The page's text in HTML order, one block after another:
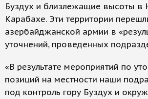
Буздух и близлежащие высоты в
Карабахе. Эти территории
азербайджанской армии в
уточнений, проведенных
«В результате мероприятий по
позиций на местности наши
под контроль гору Буздух и